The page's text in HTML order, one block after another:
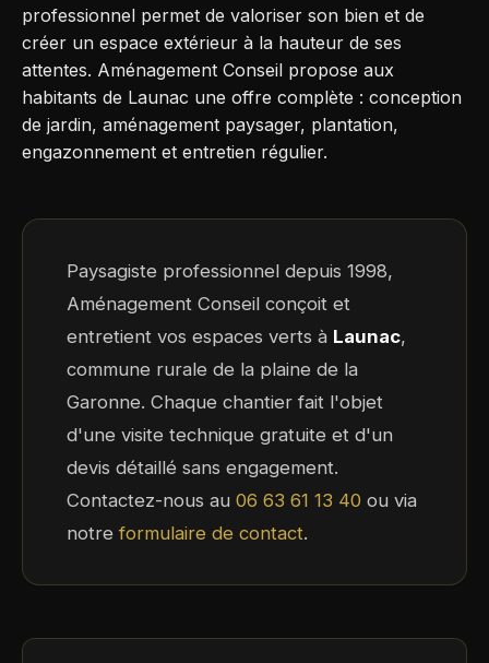
professionnel permet de valoriser son bien et de
créer un espace extérieur à la hauteur de ses
attentes. Aménagement Conseil propose aux
habitants de Launac une offre complète : conception
de jardin, aménagement paysager, plantation,
engazonnement et entretien régulier.
Paysagiste professionnel depuis 1998,
Aménagement Conseil conçoit et
entretient vos espaces verts à Launac,
commune rurale de la plaine de la
Garonne. Chaque chantier fait l'objet
d'une visite technique gratuite et d'un
devis détaillé sans engagement.
Contactez-nous au 06 63 61 13 40 ou via
notreformulaire de contact.